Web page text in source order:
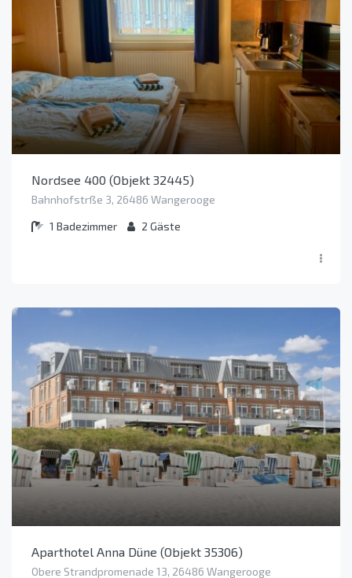
Nordsee 400 (Objekt 32445)
Bahnhofstrße 3, 26486 Wangerooge
1 Badezimmer 2 Gäste
Aparthotel Anna Düne (Objekt 35306)
Obere Strandpromenade 13, 26486 Wangerooge